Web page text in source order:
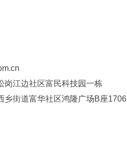
岗江边社区富民科技园一栋
乡街道富华社区鸿隆广场B座1706